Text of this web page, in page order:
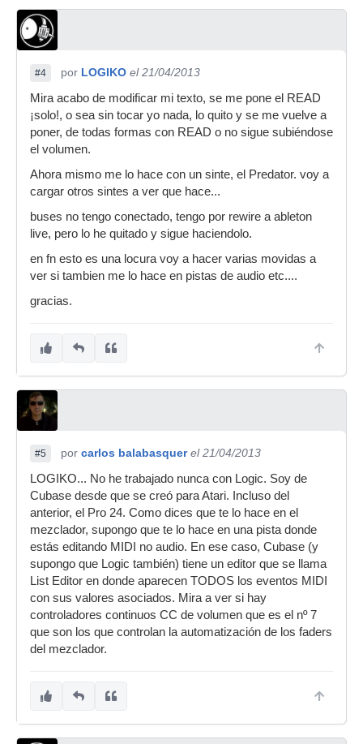
#4 por LOGIKO el 21/04/2013
Mira acabo de modificar mi texto, se me pone el READ
¡solo!, o sea sin tocar yo nada, lo quito y se me vuelve a
poner, de todas formas con READ o no sigue subiéndose
el volumen.
Ahora mismo me lo hace con un sinte, el Predator. voy a
cargar otros sintes a ver que hace...
buses no tengo conectado, tengo por rewire a ableton
live, pero lo he quitado y sigue haciendolo.
en fn esto es una locura voy a hacer varias movidas a
ver si tambien me lo hace en pistas de audio etc....
gracias.
#5 por carlos balabasquer el 21/04/2013
LOGIKO... No he trabajado nunca con Logic. Soy de
Cubase desde que se creó para Atari. Incluso del
anterior, el Pro 24. Como dices que te lo hace en el
mezclador, supongo que te lo hace en una pista donde
estás editando MIDI no audio. En ese caso, Cubase (y
supongo que Logic también) tiene un editor que se llama
List Editor en donde aparecen TODOS los eventos MIDI
con sus valores asociados. Mira a ver si hay
controladores continuos CC de volumen que es el nº 7
que son los que controlan la automatización de los faders
del mezclador.